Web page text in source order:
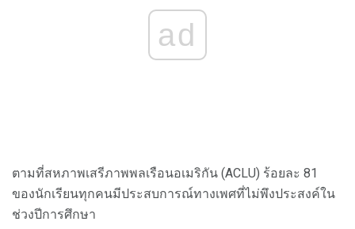
ad
ตามที่สหภาพเสรีภาพพลเรือนอเมริกัน (ACLU) ร้อยละ 81
ของนักเรียนทุกคนมีประสบการณ์ทางเพศที่ไม่พึงประสงค์ใน
ช่วงปีการศึกษา